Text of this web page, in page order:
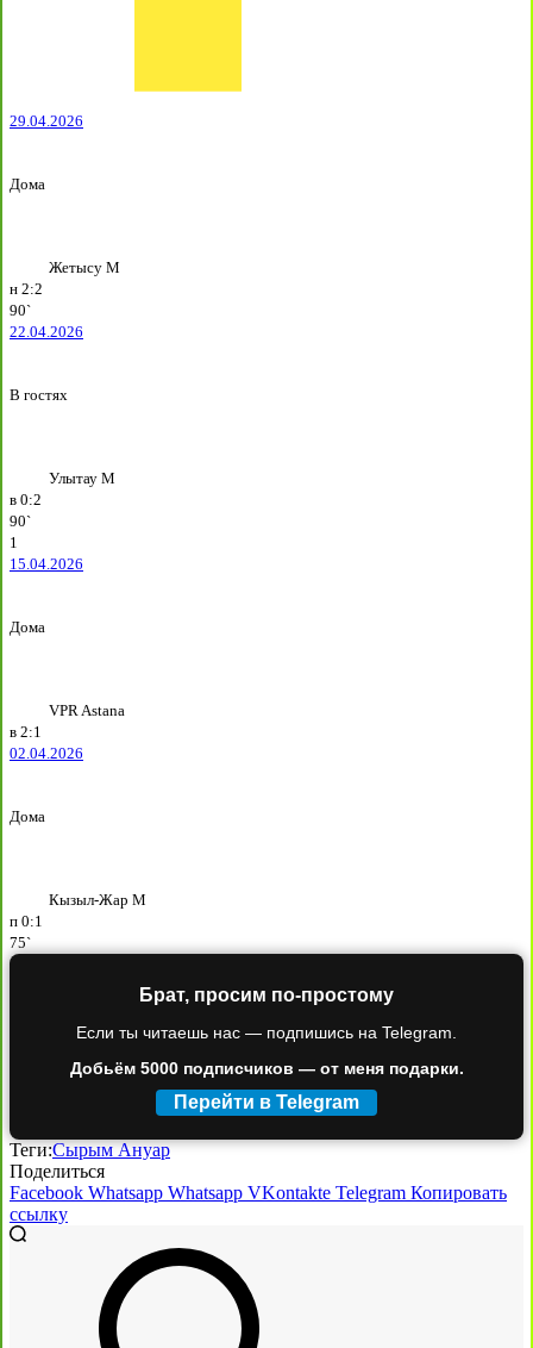
29.04.2026
Дома
Жетысу М
н 2:2
90`
22.04.2026
В гостях
Улытау М
в 0:2
90`
1
15.04.2026
Дома
VPR Astana
в 2:1
02.04.2026
Дома
Кызыл-Жар М
п 0:1
75`
Брат, просим по-простому
Если ты читаешь нас — подпишись на Telegram.
Добьём 5000 подписчиков — от меня подарки.
Перейти в Telegram
Теги:Сырым Ануар
Поделиться
Facebook Whatsapp Whatsapp VKontakte Telegram Копировать
ссылку